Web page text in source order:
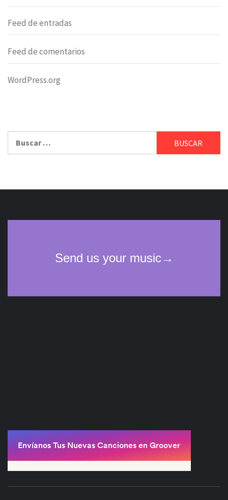
Feed de entradas
Feed de comentarios
WordPress.org